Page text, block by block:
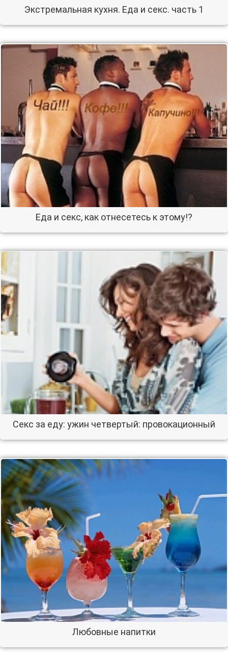
Экстремальная кухня. Еда и секс. часть 1
Еда и секс, как отнесетесь к этому!?
Секс за еду: ужин четвертый: провокационный
Любовные напитки